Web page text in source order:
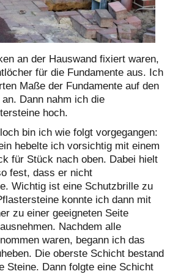
an der Hauswand fixiert waren,
für die Fundamente aus. Ich
Maße der Fundamente auf den
Dann nahm ich die
hoch.
bin ich wie folgt vorgegangen:
hebelte ich vorsichtig mit einem
für Stück nach oben. Dabei hielt
fest, dass er nicht
Wichtig ist eine Schutzbrille zu
konnte ich dann mit
zu einer geeigneten Seite
Nachdem alle
waren, begann ich das
Die oberste Schicht bestand
Steine. Dann folgte eine Schicht